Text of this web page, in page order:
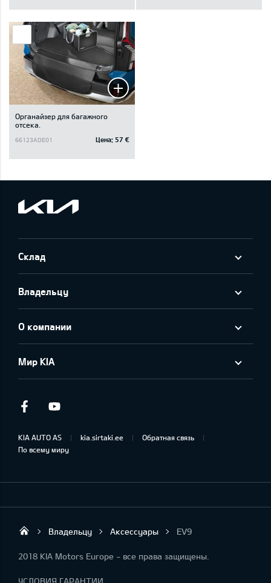
Oрганайзер для багажного
отсека.
66123ADE01 Цена: 57 €
Склад
Владельцу
О компании
Мир KIA
Facebook
KIA AUTO AS kia.sirtaki.ee
Обратная связь
По всему миру
Sirtaki OÜ
Владельцу Аксессуары EV9
2018 KIA Motors Europe - все права защищены.
УСЛОВИЯ ГАРАНТИИ